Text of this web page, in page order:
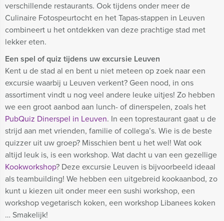
verschillende restaurants. Ook tijdens onder meer de
Culinaire Fotospeurtocht en het Tapas-stappen in Leuven
combineert u het ontdekken van deze prachtige stad met
lekker eten.
Een spel of quiz tijdens uw excursie Leuven
Kent u de stad al en bent u niet meteen op zoek naar een
excursie waarbij u Leuven verkent? Geen nood, in ons
assortiment vindt u nog veel andere leuke uitjes! Zo hebben
we een groot aanbod aan lunch- of dinerspelen, zoals het
PubQuiz Dinerspel in Leuven. In een toprestaurant gaat u de
strijd aan met vrienden, familie of collega’s. Wie is de beste
quizzer uit uw groep? Misschien bent u het wel! Wat ook
altijd leuk is, is een workshop. Wat dacht u van een gezellige
Kookworkshop? Deze excursie Leuven is bijvoorbeeld ideaal
als teambuilding! We hebben een uitgebreid kookaanbod, zo
kunt u kiezen uit onder meer een sushi workshop, een
workshop vegetarisch koken, een workshop Libanees koken
… Smakelijk!